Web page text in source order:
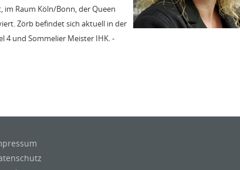
Raum Köln/Bonn, der Queen
Zörb befindet sich aktuell in der
4 und Sommelier Meister IHK. -